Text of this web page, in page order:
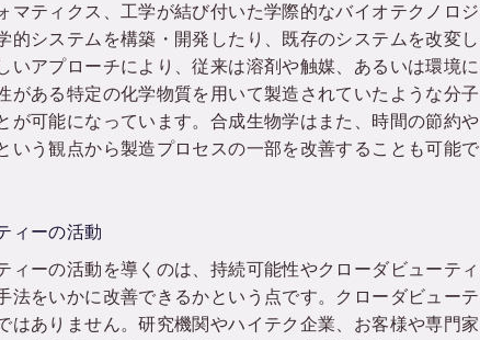
マティクス、工学が結び付いた学際的なバイオテクノロジ
的システムを構築・開発したり、既存のシステムを改変し
いアプローチにより、従来は溶剤や触媒、あるいは環境に
がある特定の化学物質を用いて製造されていたような分子
が可能になっています。合成生物学はまた、時間の節約や
いう観点から製造プロセスの一部を改善することも可能で
ィーの活動
ィーの活動を導くのは、持続可能性やクローダビューティ
法をいかに改善できるかという点です。クローダビューテ
はありません。研究機関やハイテク企業、お客様や専門家